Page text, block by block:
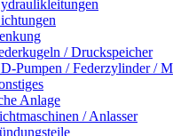
/ Druckspeicher
Pumpen / Federzylinder /
Anlage
/ Anlasser